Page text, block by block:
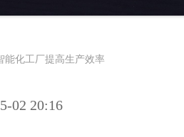
能化工厂提高生产效率
02 20:16